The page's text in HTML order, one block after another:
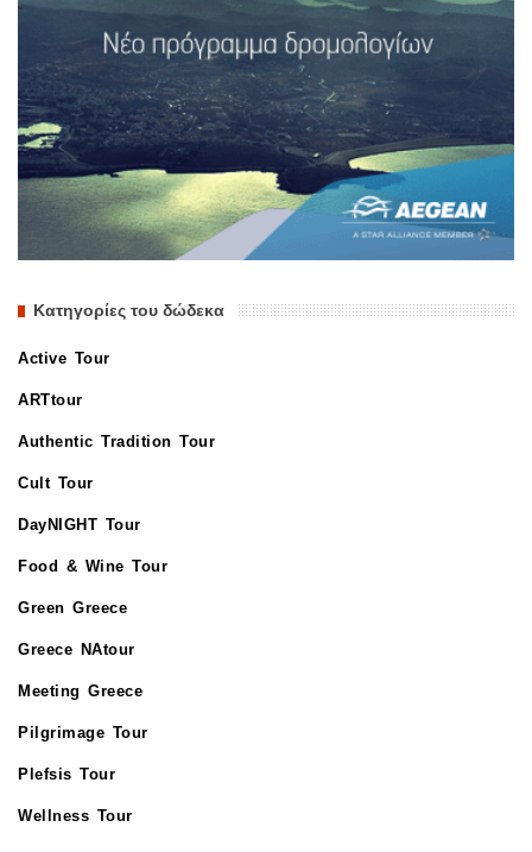
Κατηγορίες του δώδεκα
Active Tour
ARTtour
Authentic Tradition Tour
Cult Tour
DayNIGHT Tour
Food & Wine Tour
Green Greece
Greece NAtour
Meeting Greece
Pilgrimage Tour
Plefsis Tour
Wellness Tour